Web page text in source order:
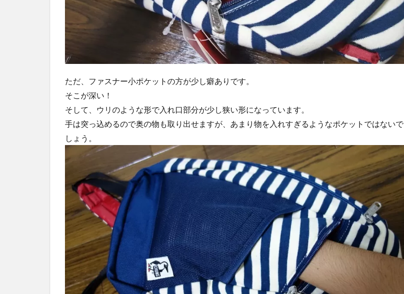
ただ、ファスナー小ポケットの方が少し癖ありです。
そこが深い！
そして、ウリのような形で入れ口部分が少し狭い形になっています。
手は突っ込めるので奥の物も取り出せますが、あまり物を入れすぎるようなポケットではないで
しょう。